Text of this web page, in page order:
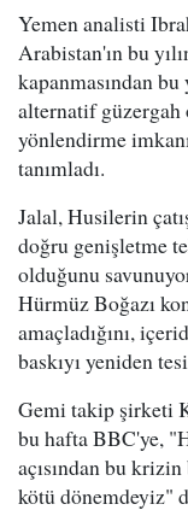
Yemen analisti
Arabistan'ın bu
kapanmasından
alternatif güzergah
yönlendirme
tanımladı.
Jalal, Husilerin
doğru genişletme
olduğunu
Hürmüz Boğazı
amaçladığını,
baskıyı yeniden
Gemi takip şirketi
bu hafta BBC'ye,
açısından bu krizin
kötü dönemdeyiz"